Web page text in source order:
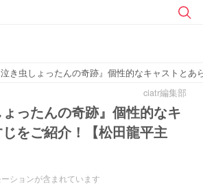
き虫しょったんの奇跡』個性的なキャストとあ
ciatr編集部
ったんの奇跡』個性的なキ
をご紹介！【松田龍平主
ションが含まれています